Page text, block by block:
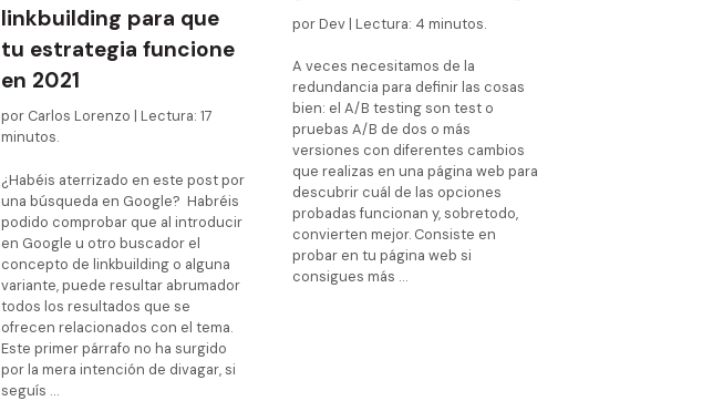
linkbuilding para que
tu estrategia funcione
en 2021
por Carlos Lorenzo | Lectura: 17
minutos.
¿Habéis aterrizado en este post por
una búsqueda en Google? Habréis
podido comprobar que al introducir
en Google u otro buscador el
concepto de linkbuilding o alguna
variante, puede resultar abrumador
todos los resultados que se
ofrecen relacionados con el tema.
Este primer párrafo no ha surgido
por la mera intención de divagar, si
seguís …
por Dev | Lectura: 4 minutos.
A veces necesitamos de la
redundancia para definir las cosas
bien: el A/B testing son test o
pruebas A/B de dos o más
versiones con diferentes cambios
que realizas en una página web para
descubrir cuál de las opciones
probadas funcionan y, sobretodo,
convierten mejor. Consiste en
probar en tu página web si
consigues más …